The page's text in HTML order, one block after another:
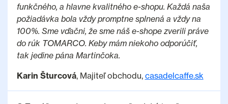
funkčného, a hlavne kvalitného e-shopu. Každá naša
požiadávka bola vždy promptne splnená a vždy na
100%. Sme vďačni, že sme náš e-shope zverili práve
do rúk TOMARCO. Keby mám niekoho odporúčiť,
tak jedine pána Martinčoka.
Karin Šturcová, Majiteľ obchodu, casadelcaffe.sk